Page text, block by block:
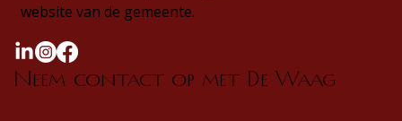
website van de gemeente.
Neem contact op met De Waag